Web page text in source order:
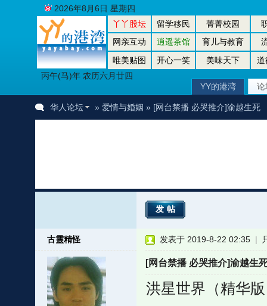
丫丫股坛 留学移民 菁菁校园
网亲互动
逍遥茶馆 育儿与教育
唯美贴图
开心一笑 美味天下
道
丙午(马)年 农历六月廿四
2026年8月6日 星期四
YY的港湾 论
华人论坛 » 爱情与婚姻 » [网台禁播 必哭推介]渝越生死
发帖
古靈精怪 发表于 2019-8-22 02:35 |
[网台禁播 必哭推介]渝越生
洪星世界（精华